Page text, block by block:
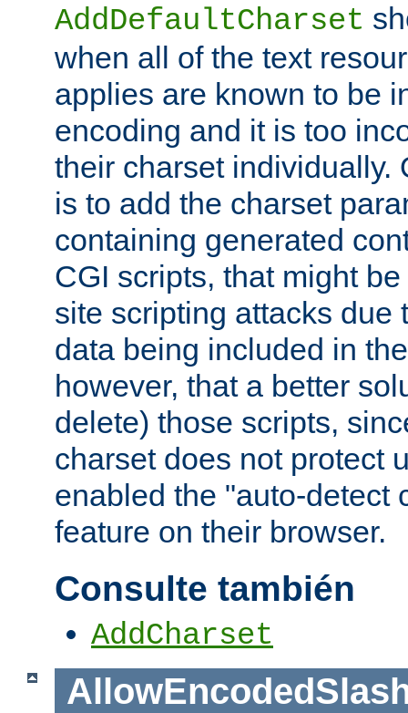
AddDefaultCharset
when all of the text
applies are known to be
encoding and it is too
their charset individually.
is to add the charset
containing generated
CGI scripts, that might
site scripting attacks due
data being included in
however, that a better
delete) those scripts,
charset does not protect
enabled the "auto-detect
feature on their browser.
Consulte también
AddCharset